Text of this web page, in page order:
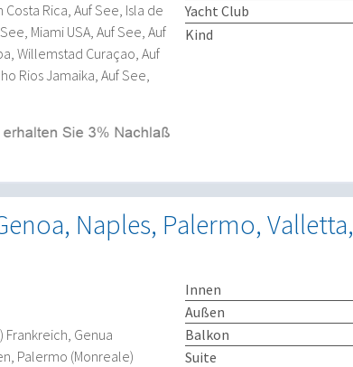
Rica, Auf See, Isla de
Miami USA, Auf See, Auf
Willemstad Curaçao, Auf
Rios Jamaika, Auf See,
Yacht Club
Kind
Naples, Palermo, Valletta,
Genua
Palermo (Monreale)
Innen
Außen
Balkon
Suite